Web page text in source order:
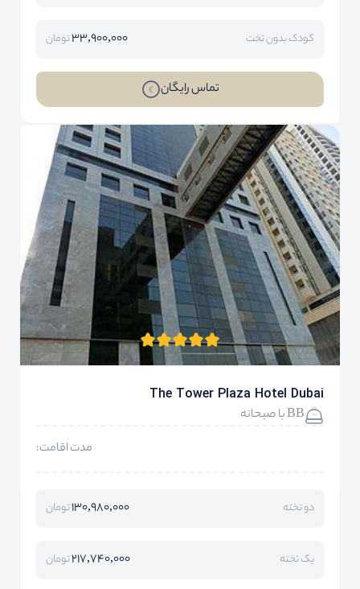
کودک بدون تخت 33,900,000تومان
تماس رایگان
The Tower Plaza Hotel Dubai
BB با صبحانه
مدت اقامت:
دو تخته 130,980,000تومان
یک تخته 217,740,000تومان